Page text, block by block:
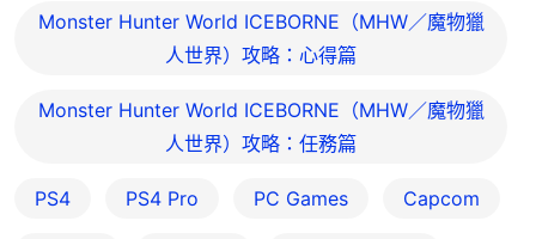
Monster Hunter World ICEBORNE（MHW／魔物獵
人世界）攻略：心得篇
Monster Hunter World ICEBORNE（MHW／魔物獵
人世界）攻略：任務篇
PS4 PS4 Pro PC Games Capcom